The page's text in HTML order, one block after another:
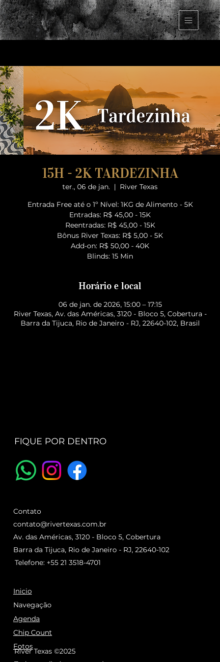
15H - 2K TARDEZINHA
ter., 06 de jan.
  |
River Texas
Entrada Free até o 1º Nível: 1KG de Alimento - 5K
Entradas: R$ 45,00 - 15K
Reentradas: R$ 45,00 - 15K
Bônus River Texas: R$ 5,00 - 5K
Add-on: R$ 50,00 - 40K
Blinds: 15 Min
Horário e local
06 de jan. de 2026, 15:00 – 17:15
River Texas, Av. das Américas, 3120 - Bloco 5, Cobertura -
Barra da Tijuca, Rio de Janeiro - RJ, 22640-102, Brasil
FIQUE POR DENTRO
Inicio
Agenda
Chip Count
Navegação
Fotos
River Texas ©2025
Contato
contato@rivertexas.com.br
Telefone: +55 21 3518-4701
Av. das Américas, 3120 - Bloco 5, Cobertura
Barra da Tijuca, Rio de Janeiro - RJ, 22640-102